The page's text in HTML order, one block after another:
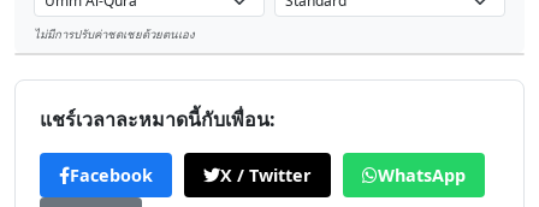
ไม่มีการปรับค่าชดเชยด้วยตนเอง
แชร์เวลาละหมาดนี้กับเพื่อน:
Facebook X / Twitter
WhatsApp